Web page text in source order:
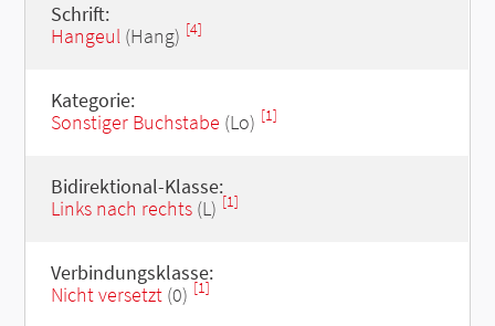
Schrift:
Hangeul(Hang) [4]
Kategorie:
Sonstiger Buchstabe (Lo) [1]
Bidirektional-Klasse:
Links nach rechts(L) [1]
Verbindungsklasse:
Nicht versetzt(0) [1]